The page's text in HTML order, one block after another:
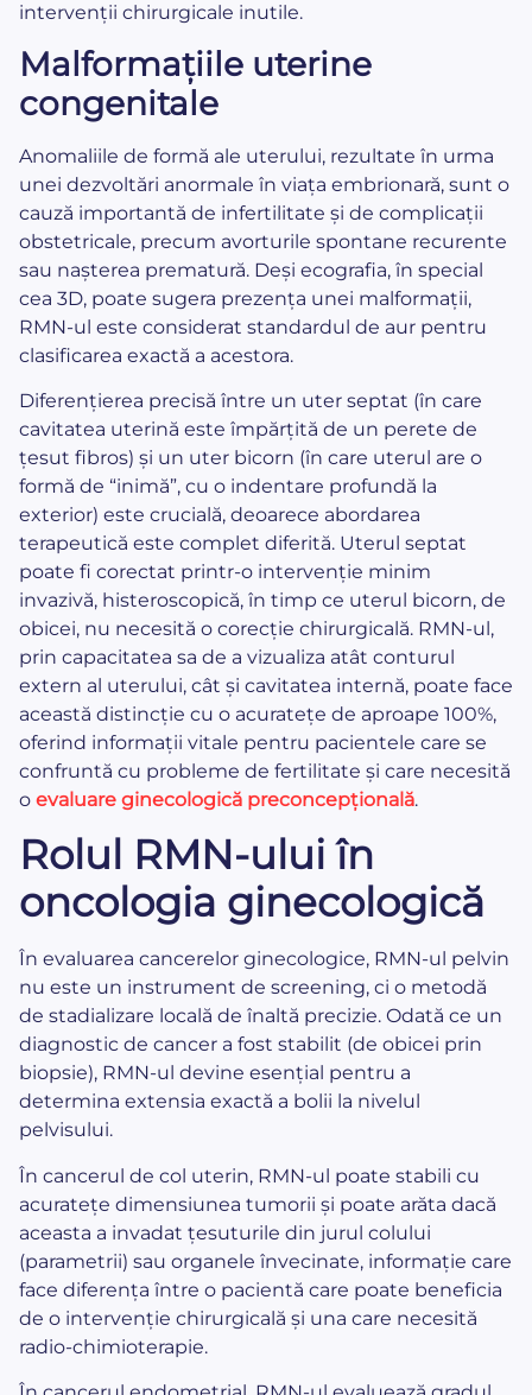
intervenții chirurgicale inutile.
Malformațiile uterine
congenitale
Anomaliile de formă ale uterului, rezultate în urma
unei dezvoltări anormale în viața embrionară, sunt o
cauză importantă de infertilitate și de complicații
obstetricale, precum avorturile spontane recurente
sau nașterea prematură. Deși ecografia, în special
cea 3D, poate sugera prezența unei malformații,
RMN-ul este considerat standardul de aur pentru
clasificarea exactă a acestora.
Diferențierea precisă între un uter septat (în care
cavitatea uterină este împărțită de un perete de
țesut fibros) și un uter bicorn (în care uterul are o
formă de “inimă”, cu o indentare profundă la
exterior) este crucială, deoarece abordarea
terapeutică este complet diferită. Uterul septat
poate fi corectat printr-o intervenție minim
invazivă, histeroscopică, în timp ce uterul bicorn, de
obicei, nu necesită o corecție chirurgicală. RMN-ul,
prin capacitatea sa de a vizualiza atât conturul
extern al uterului, cât și cavitatea internă, poate face
această distincție cu o acuratețe de aproape 100%,
oferind informații vitale pentru pacientele care se
confruntă cu probleme de fertilitate și care necesită
o evaluare ginecologică preconcepțională.
Rolul RMN-ului în
oncologia ginecologică
În evaluarea cancerelor ginecologice, RMN-ul pelvin
nu este un instrument de screening, ci o metodă
de stadializare locală de înaltă precizie. Odată ce un
diagnostic de cancer a fost stabilit (de obicei prin
biopsie), RMN-ul devine esențial pentru a
determina extensia exactă a bolii la nivelul
pelvisului.
În cancerul de col uterin, RMN-ul poate stabili cu
acuratețe dimensiunea tumorii și poate arăta dacă
aceasta a invadat țesuturile din jurul colului
(parametrii) sau organele învecinate, informație care
face diferența între o pacientă care poate beneficia
de o intervenție chirurgicală și una care necesită
radio-chimioterapie.